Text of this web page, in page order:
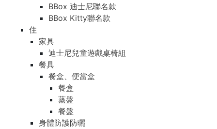
BBox 迪士尼聯名款
BBox Kitty聯名款
住
家具
迪士尼兒童遊戲桌椅組
餐具
餐盒、便當盒
餐盒
蒸盤
餐盤
身體防護防曬